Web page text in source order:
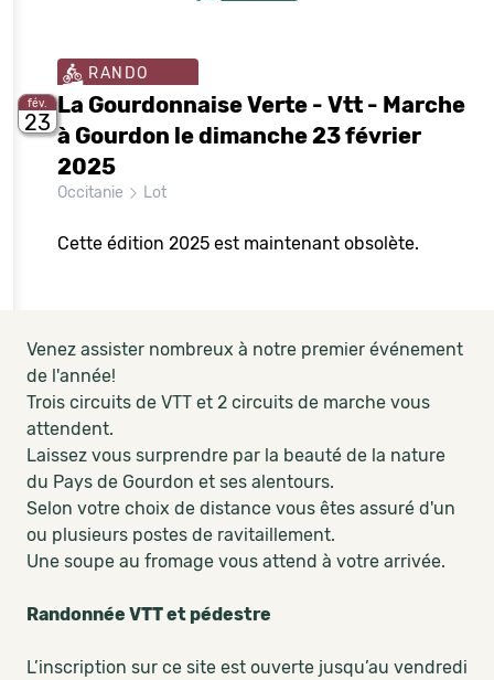
fév.
23
RANDO
La Gourdonnaise Verte - Vtt - Marche
à Gourdon le dimanche 23 février
2025
Occitanie Lot
Cette édition 2025 est maintenant obsolète.
Venez assister nombreux à notre premier événement
de l'année!
Trois circuits de VTT et 2 circuits de marche vous
attendent.
Laissez vous surprendre par la beauté de la nature
du Pays de Gourdon et ses alentours.
Selon votre choix de distance vous êtes assuré d'un
ou plusieurs postes de ravitaillement.
Une soupe au fromage vous attend à votre arrivée.
Randonnée VTT et pédestre
L’inscription sur ce site est ouverte jusqu’au vendredi